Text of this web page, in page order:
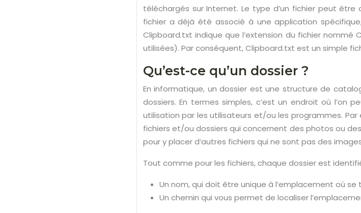
téléchargés sur Internet. Le type d’un fichier peut être
fichier a déjà été associé à une application
Clipboard.txt indique que l’extension du fichier
utilisées). Par conséquent, Clipboard.txt est un simple
Qu’est-ce qu’un dossier ?
En informatique, un dossier est une structure de
dossiers. En termes simples, c’est un endroit où
utilisation par les utilisateurs et/ou les programmes.
fichiers et/ou dossiers qui concernent des photos ou
pour y placer d’autres fichiers qui ne sont pas des
Tout comme pour les fichiers, chaque dossier est
Un nom, qui doit être unique à l’emplacement où se
Un chemin qui vous permet de localiser